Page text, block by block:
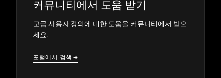
커뮤니티에서 도움 받기
고급 사용자 정의에 대한 도움을 커뮤니티에서 받으
세요.
포럼에서 검색 →
→